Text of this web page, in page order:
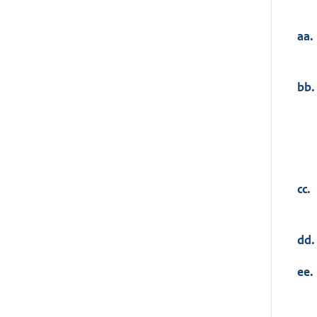
aa.
bb.
cc.
dd.
ee.